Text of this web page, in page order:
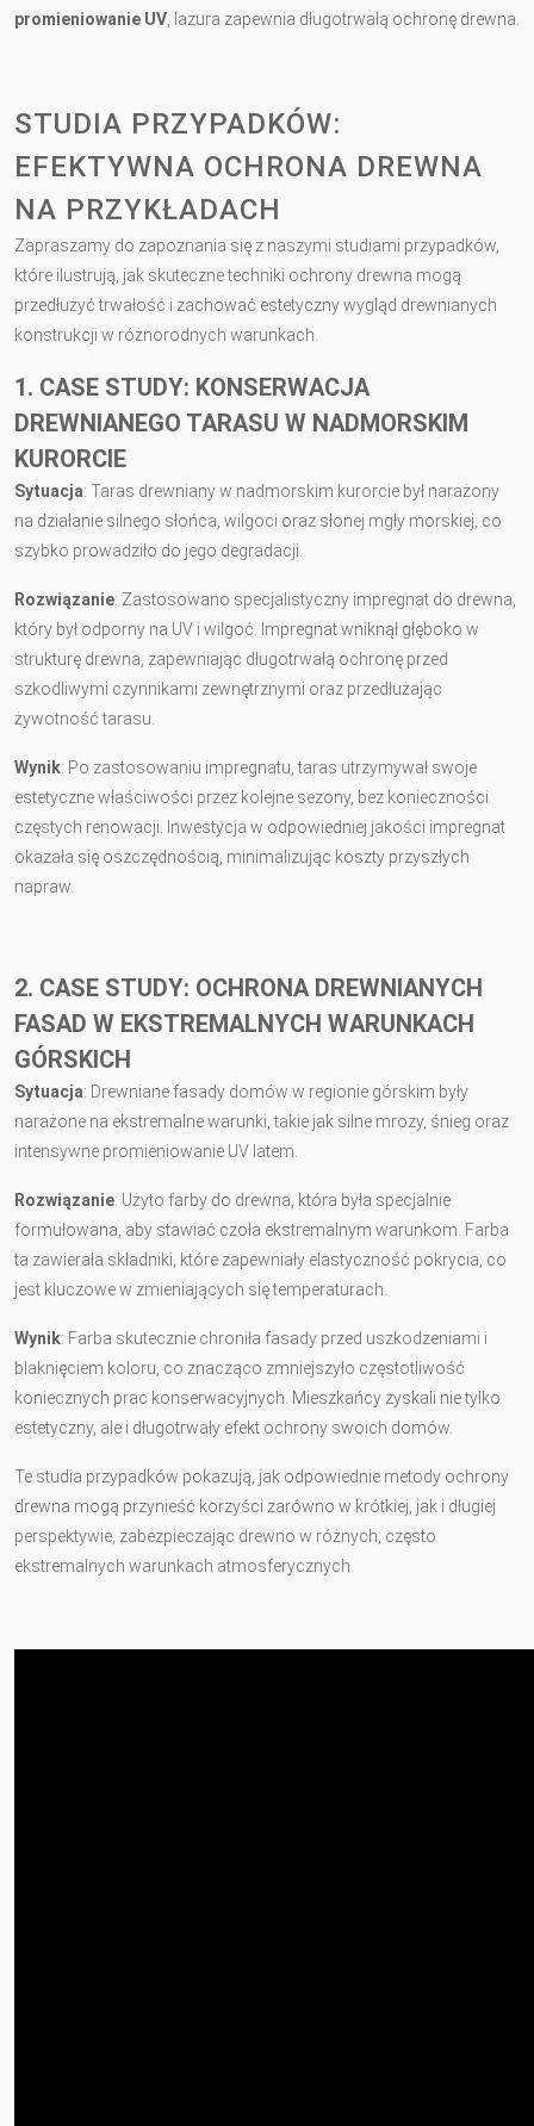
promieniowanie UV , lazura zapewnia długotrwałą ochronę drewna.
STUDIA PRZYPADKÓW:
EFEKTYWNA OCHRONA DREWNA
NA PRZYKŁADACH
Zapraszamy do zapoznania się z naszymi studiami przypadków,
które ilustrują, jak skuteczne techniki ochrony drewna mogą
przedłużyć trwałość i zachować estetyczny wygląd drewnianych
konstrukcji w różnorodnych warunkach.
1. CASE STUDY: KONSERWACJA
DREWNIANEGO TARASU W NADMORSKIM
KURORCIE
Sytuacja: Taras drewniany w nadmorskim kurorcie był narażony
na działanie silnego słońca, wilgoci oraz słonej mgły morskiej, co
szybko prowadziło do jego degradacji.
Rozwiązanie: Zastosowano specjalistyczny impregnat do drewna,
który był odporny na UV i wilgoć. Impregnat wniknął głęboko w
strukturę drewna, zapewniając długotrwałą ochronę przed
szkodliwymi czynnikami zewnętrznymi oraz przedłużając
żywotność tarasu.
Wynik: Po zastosowaniu impregnatu, taras utrzymywał swoje
estetyczne właściwości przez kolejne sezony, bez konieczności
częstych renowacji. Inwestycja w odpowiedniej jakości impregnat
okazała się oszczędnością, minimalizując koszty przyszłych
napraw.
2. CASE STUDY: OCHRONA DREWNIANYCH
FASAD W EKSTREMALNYCH WARUNKACH
GÓRSKICH
Sytuacja: Drewniane fasady domów w regionie górskim były
narażone na ekstremalne warunki, takie jak silne mrozy, śnieg oraz
intensywne promieniowanie UV latem.
Rozwiązanie: Użyto farby do drewna, która była specjalnie
formułowana, aby stawiać czoła ekstremalnym warunkom. Farba
ta zawierała składniki, które zapewniały elastyczność pokrycia, co
jest kluczowe w zmieniających się temperaturach.
Wynik: Farba skutecznie chroniła fasady przed uszkodzeniami i
blaknięciem koloru, co znacząco zmniejszyło częstotliwość
koniecznych prac konserwacyjnych. Mieszkańcy zyskali nie tylko
estetyczny, ale i długotrwały efekt ochrony swoich domów.
Te studia przypadków pokazują, jak odpowiednie metody ochrony
drewna mogą przynieść korzyści zarówno w krótkiej, jak i długiej
perspektywie, zabezpieczając drewno w różnych, często
ekstremalnych warunkach atmosferycznych.